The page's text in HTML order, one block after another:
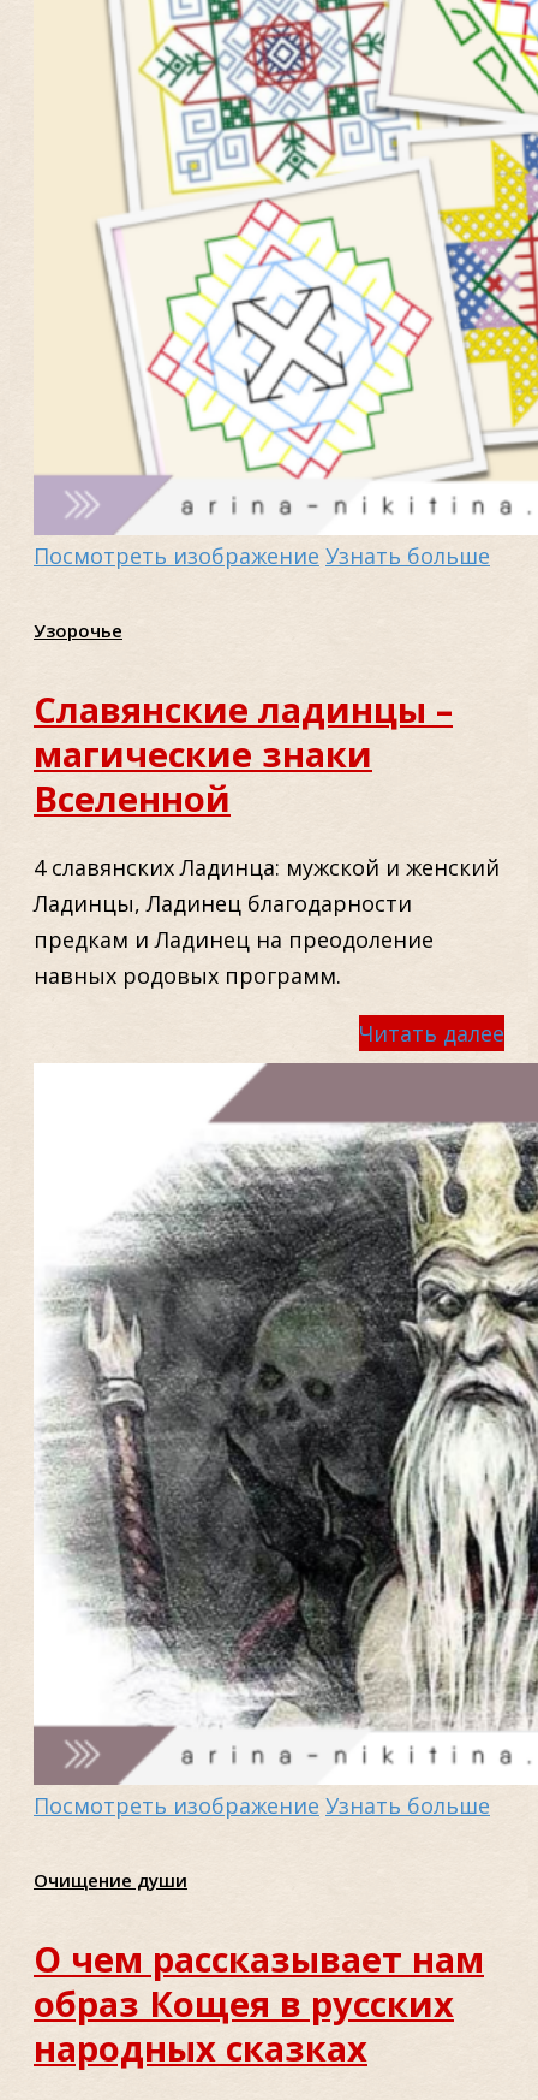
Посмотреть изображение Узнать больше
Узорочье
Славянские ладинцы –
магические знаки
Вселенной
4 славянских Ладинца: мужской и женский
Ладинцы, Ладинец благодарности
предкам и Ладинец на преодоление
навных родовых программ.
Читать далее
Посмотреть изображение Узнать больше
Очищение души
О чем рассказывает нам
образ Кощея в русских
народных сказках